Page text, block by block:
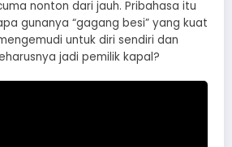
nonton dari jauh. Pribahasa itu
gunanya “gagang besi” yang kuat
untuk diri sendiri dan
jadi pemilik kapal?